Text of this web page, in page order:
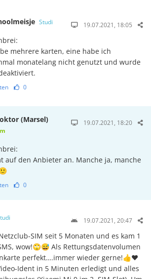
Studi 19.07.2021, 18:05
mehrere karten, eine habe ich
monatelang nicht genutzt und wurde
0
(Marsel) 19.07.2021, 18:20
auf den Anbieter an. Manche ja, manche
0
19.07.2021, 20:47
SIM seit 5 Monaten und es kam 1
wow!🙄😅 Als Rettungsdatenvolumen
perfekt….immer wieder gerne!👍❤️
Ident in 5 Minuten erledigt und alles